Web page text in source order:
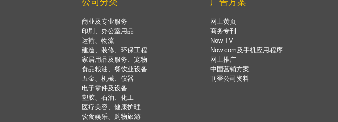
商业及专业服务
印刷、办公室用品
运输、物流
建造、装修、环保工程
家居用品及服务、宠物
食品粮油、餐饮业设备
五金、机械、仪器
电子零件及设备
塑胶、石油、化工
医疗美容、健康护理
饮食娱乐、购物旅游
网上黄页
商务专刊
Now TV
Now.com及手机应用程序
网上推广
中国营销方案
刊登公司资料